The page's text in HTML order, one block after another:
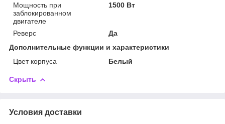
Мощность при
заблокированном
двигателе
1500 Вт
Реверс
Да
Дополнительные функции и характеристики
Цвет корпуса
Белый
Скрыть
Условия доставки